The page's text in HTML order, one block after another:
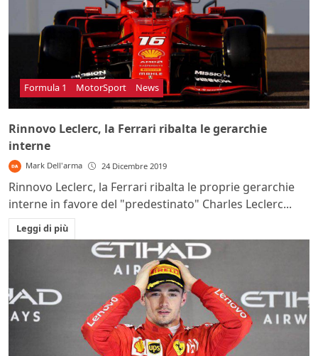
Formula 1 MotorSport News
Rinnovo Leclerc, la Ferrari ribalta le gerarchie
interne
Mark Dell'arma 24 Dicembre 2019
Rinnovo Leclerc, la Ferrari ribalta le proprie gerarchie
interne in favore del "predestinato" Charles Leclerc...
Leggi di più